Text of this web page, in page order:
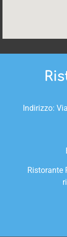
Indirizzo:
Ristorante